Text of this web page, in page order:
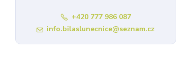
+420 777 986 087
info.bilaslunecnice@seznam.cz